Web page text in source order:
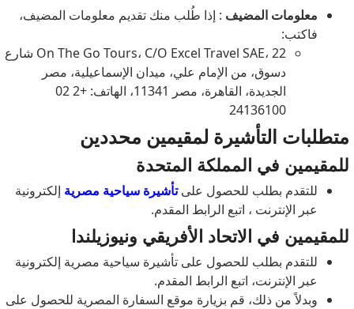
معلومات المضيف : إذا طُلب منك تقديم معلومات المضيف،
فاكتب:
On The Go Tours، C/O Excel Travel SAE، 22 شارع
دسوق، من الإمام علي، ميدان الإسماعيلية، مصر
الجديدة، القاهرة، مصر 11341، الهاتف: +2 02
24136100
متطلبات التأشيرة لمقيمين محددين
للمقيمين في المملكة المتحدة
للتقدم بطلب للحصول علىتأشيرة سياحية مصرية إلكترونية
عبر الإنترنت ، اتبع الرابط المقدم.
للمقيمين في الاتحاد الأفريقي ونيوزيلندا
للتقدم بطلب للحصول على تأشيرة سياحية مصرية إلكترونية
عبر الإنترنت، اتبع الرابط المقدم.
وبدلاً من ذلك، قم بزيارة موقع السفارة المصرية للحصول على